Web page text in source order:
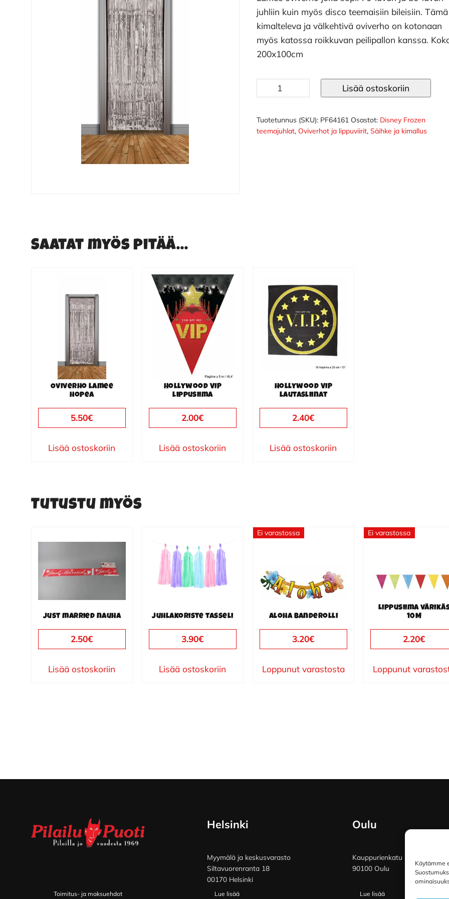
Käytämme
juhliin kuin myös disco teemaisiin bileisiin. Tämä
kimalteleva ja välkehtivä oviverho on kotonaan
myös katossa roikkuvan peilipallon kanssa.
200x100cm
Oviverho
lamee
määrä
Lisää ostoskoriin
Tuotetunnus (SKU): PF64161 Osastot: Disney Frozen
teemajuhlat, Oviverhot ja lippuviirit,Säihke ja kimallus
Saatat myös pitää...
Oviverho lamee
hopea
5.50€
Lisää ostoskoriin
Hollywood VIP
lippusiima
2.00€
Lisää ostoskoriin
Hollywood VIP
lautasliinat
2.40€
Lisää ostoskoriin
Tutustu myös
Just married nauha
2.50€
Lisää ostoskoriin
Juhlakoriste tasseli
3.90€
Lisää ostoskoriin
Ei varastossa
Aloha banderolli
3.20€
Loppunut varastosta
Ei varastossa
Lippusiima
10M
2.20€
Loppunut
Toimitus- ja maksuehdot
Helsinki
Myymälä ja keskusvarasto
Siltavuorenranta 18
00170 Helsinki
Lue lisää
Oulu
Kauppurienkatu 34
90100 Oulu
Lue lisää